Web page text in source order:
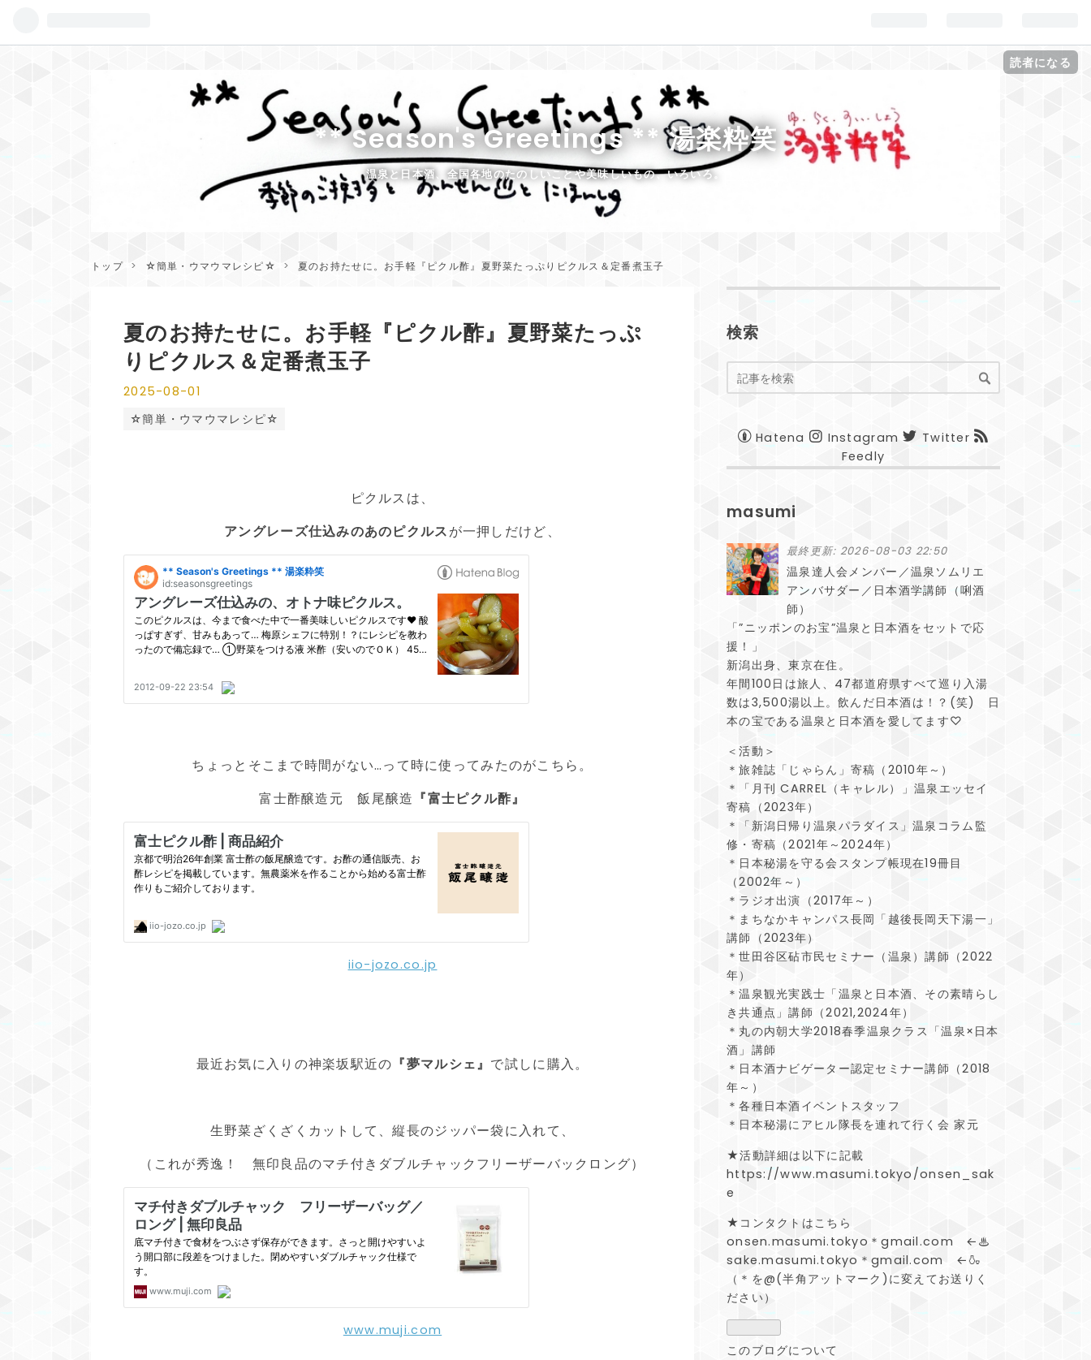
読者になる
** Season's Greetings ** 湯楽粋笑
温泉と日本酒、全国各地のたのしいことや美味しいもの、いろいろ。
トップ > ☆簡単・ウマウマレシピ☆ > 夏のお持たせに。お手軽『ピクル酢』夏野菜たっぷりピクルス＆定番煮玉子
2025-08-01
夏のお持たせに。お手軽『ピクル酢』夏野菜たっぷ
りピクルス＆定番煮玉子
☆簡単・ウマウマレシピ☆
ピクルスは、
アングレーズ仕込みのあのピクルスが一押しだけど、
ちょっとそこまで時間がない…って時に使ってみたのがこちら。
富士酢醸造元 飯尾醸造 『富士ピクル酢』
iio-jozo.co.jp
最近お気に入りの神楽坂駅近の 『夢マルシェ』 で試しに購入。
生野菜ざくざくカットして、縦長のジッパー袋に入れて、
（これが秀逸！ 無印良品のマチ付きダブルチャックフリーザーバックロング）
www.muji.com
検索
Hatena Instagram
Twitter
Feedly
masumi
最終更新: 2026-08-03 22:50
温泉達人会メンバー／温泉ソムリエ
アンバサダー／日本酒学講師（唎酒
師）
「”ニッポンのお宝”温泉と日本酒をセットで応
援！」
新潟出身、東京在住。
年間100日は旅人、47都道府県すべて巡り入湯
数は3,500湯以上。飲んだ日本酒は！？(笑) 日
本の宝である温泉と日本酒を愛してます♡
＜活動＞
＊旅雑誌「じゃらん」寄稿（2010年～）
＊「月刊 CARREL（キャレル）」温泉エッセイ
寄稿（2023年）
＊「新潟日帰り温泉パラダイス」温泉コラム監
修・寄稿（2021年～2024年）
＊日本秘湯を守る会スタンプ帳現在19冊目
（2002年～）
＊ラジオ出演（2017年～）
＊まちなかキャンパス長岡「越後長岡天下湯一」
講師（2023年）
＊世田谷区砧市民セミナー（温泉）講師（2022
年）
＊温泉観光実践士「温泉と日本酒、その素晴らし
き共通点」講師（2021,2024年）
＊丸の内朝大学2018春季温泉クラス「温泉×日本
酒」講師
＊日本酒ナビゲーター認定セミナー講師（2018
年～）
＊各種日本酒イベントスタッフ
＊日本秘湯にアヒル隊長を連れて行く会 家元
★活動詳細は以下に記載
https://www.masumi.tokyo/onsen_sak
e
★コンタクトはこちら
onsen.masumi.tokyo＊gmail.com ←♨
sake.masumi.tokyo＊gmail.com ←🍶
（＊を@(半角アットマーク)に変えてお送りく
ださい）
このブログについて